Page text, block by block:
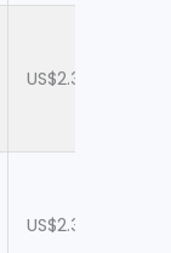
US$2.38
US$2.38